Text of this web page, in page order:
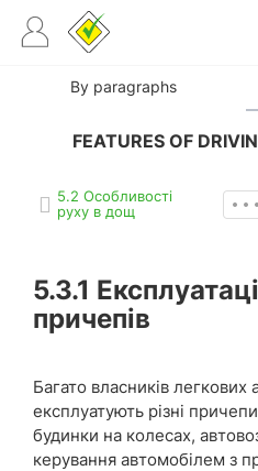
By paragraphs
FEATURES OF
5.2 Особливості
руху в дощ
5.3.1
причепів
Багато власників легкових
експлуатують різні
будинки на колесах,
керування автомобілем з